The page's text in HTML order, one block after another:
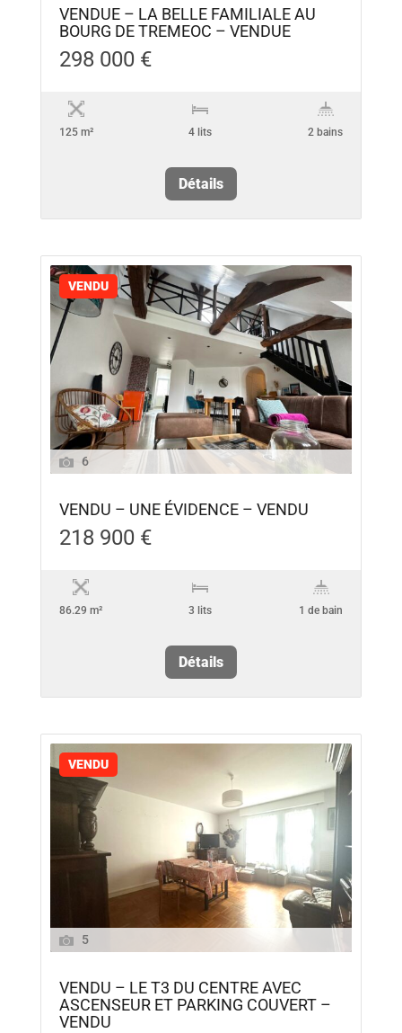
VENDUE – LA BELLE FAMILIALE AU
BOURG DE TREMEOC – VENDUE
298 000 €
125 m² 4 lits 2 bains
Détails
VENDU
6
VENDU – UNE ÉVIDENCE – VENDU
218 900 €
86.29 m² 3 lits 1 de bain
Détails
VENDU
5
VENDU – LE T3 DU CENTRE AVEC
ASCENSEUR ET PARKING COUVERT –
VENDU